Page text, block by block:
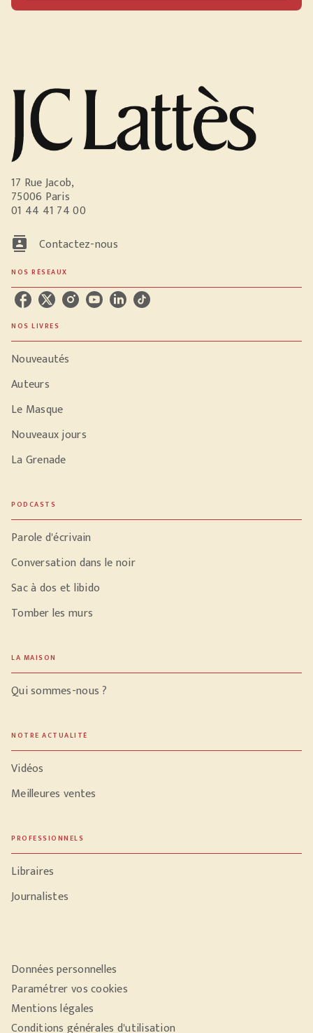
17 Rue Jacob,
75006 Paris
01 44 41 74 00
contacts Contactez-nous
NOS RÉSEAUX
NOS LIVRES
Nouveautés
Auteurs
Le Masque
Nouveaux jours
La Grenade
PODCASTS
Parole d'écrivain
Conversation dans le noir
Sac à dos et libido
Tomber les murs
LA MAISON
Qui sommes-nous ?
NOTRE ACTUALITÉ
Vidéos
Meilleures ventes
PROFESSIONNELS
Libraires
Journalistes
Données personnelles
Paramétrer vos cookies
Mentions légales
Conditions générales d'utilisation